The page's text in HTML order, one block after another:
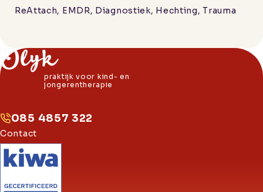
ReAttach, EMDR, Diagnostiek, Hechting, Trauma
praktijk voor kind- en
jongerentherapie
085 4857 322
Contact